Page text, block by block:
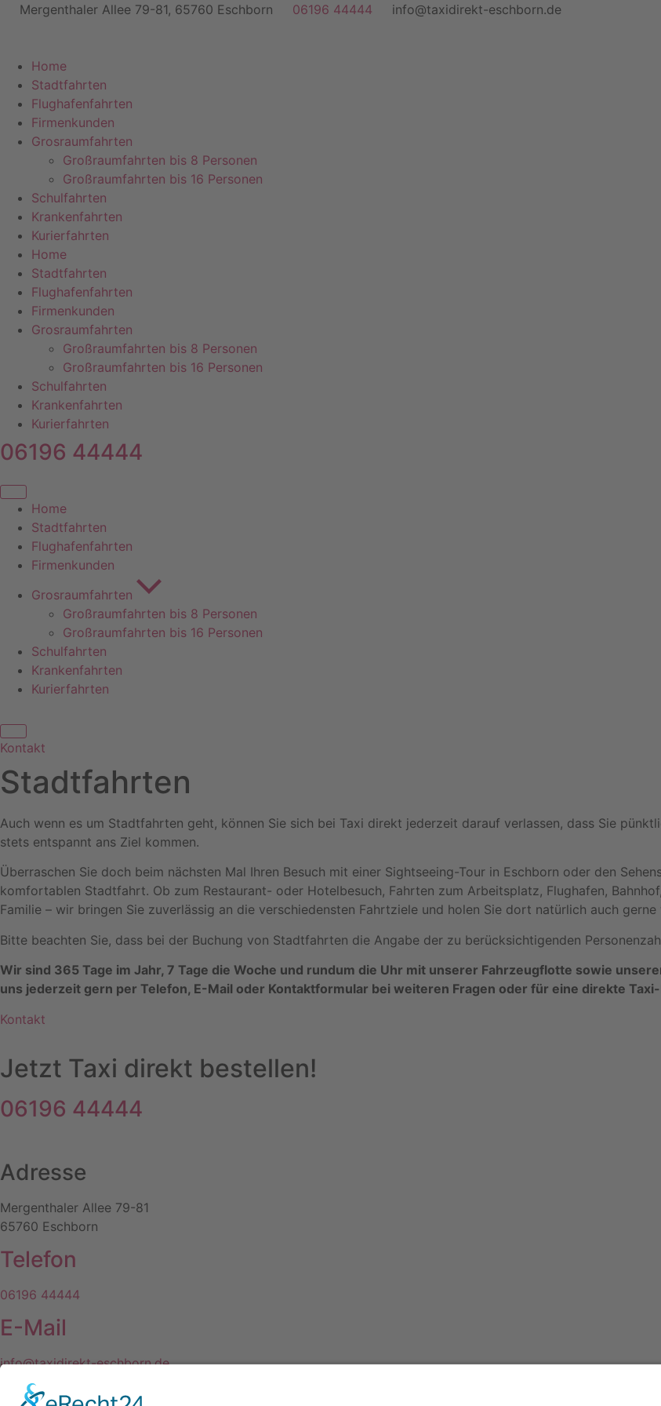
ZumMergenthaler Allee 79-81, 65760 Eschborn 06196 44444 info@taxidirekt-eschborn.de
Home
Stadtfahrten
Flughafenfahrten
Firmenkunden
Grosraumfahrten
Großraumfahrten bis 8 Personen
Großraumfahrten bis 16 Personen
Schulfahrten
Krankenfahrten
Kurierfahrten
Home
Stadtfahrten
Flughafenfahrten
Firmenkunden
Grosraumfahrten
Großraumfahrten bis 8 Personen
Großraumfahrten bis 16 Personen
Schulfahrten
Krankenfahrten
Kurierfahrten
06196 44444
Home
Stadtfahrten
Flughafenfahrten
Firmenkunden
Grosraumfahrten
Großraumfahrten bis 8 Personen
Großraumfahrten bis 16 Personen
Schulfahrten
Krankenfahrten
Kurierfahrten
Kontakt
Stadtfahrten
Auch wenn es um Stadtfahrten geht, können Sie sich bei Taxi direkt jederzeit darauf verlassen, dass Sie
stets entspannt ans Ziel kommen.
Überraschen Sie doch beim nächsten Mal Ihren Besuch mit einer Sightseeing-Tour in Eschborn oder den
komfortablen Stadtfahrt. Ob zum Restaurant- oder Hotelbesuch, Fahrten zum Arbeitsplatz, Flughafen,
Familie – wir bringen Sie zuverlässig an die verschiedensten Fahrtziele und holen Sie dort natürlich auch gerne
Bitte beachten Sie, dass bei der Buchung von Stadtfahrten die Angabe der zu berücksichtigenden
Wir sind 365 Tage im Jahr, 7 Tage die Woche und rundum die Uhr mit unserer Fahrzeugflotte sowie
uns jederzeit gern per Telefon, E-Mail oder Kontaktformular bei weiteren Fragen oder für eine direkte
Kontakt
Jetzt Taxi direkt bestellen!
06196 44444
Adresse
Mergenthaler Allee 79-81
65760 Eschborn
Telefon
06196 44444
E-Mail
info@taxidirekt-eschborn.de
Jetzt die APP herunterladen